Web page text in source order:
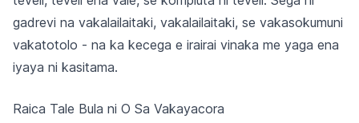
gadrevi na vakalailaitaki, vakalailaitaki, se vakasokumuni
vakatotolo - na ka kecega e irairai vinaka me yaga ena
iyaya ni kasitama.
Raica Tale Bula ni O Sa Vakayacora